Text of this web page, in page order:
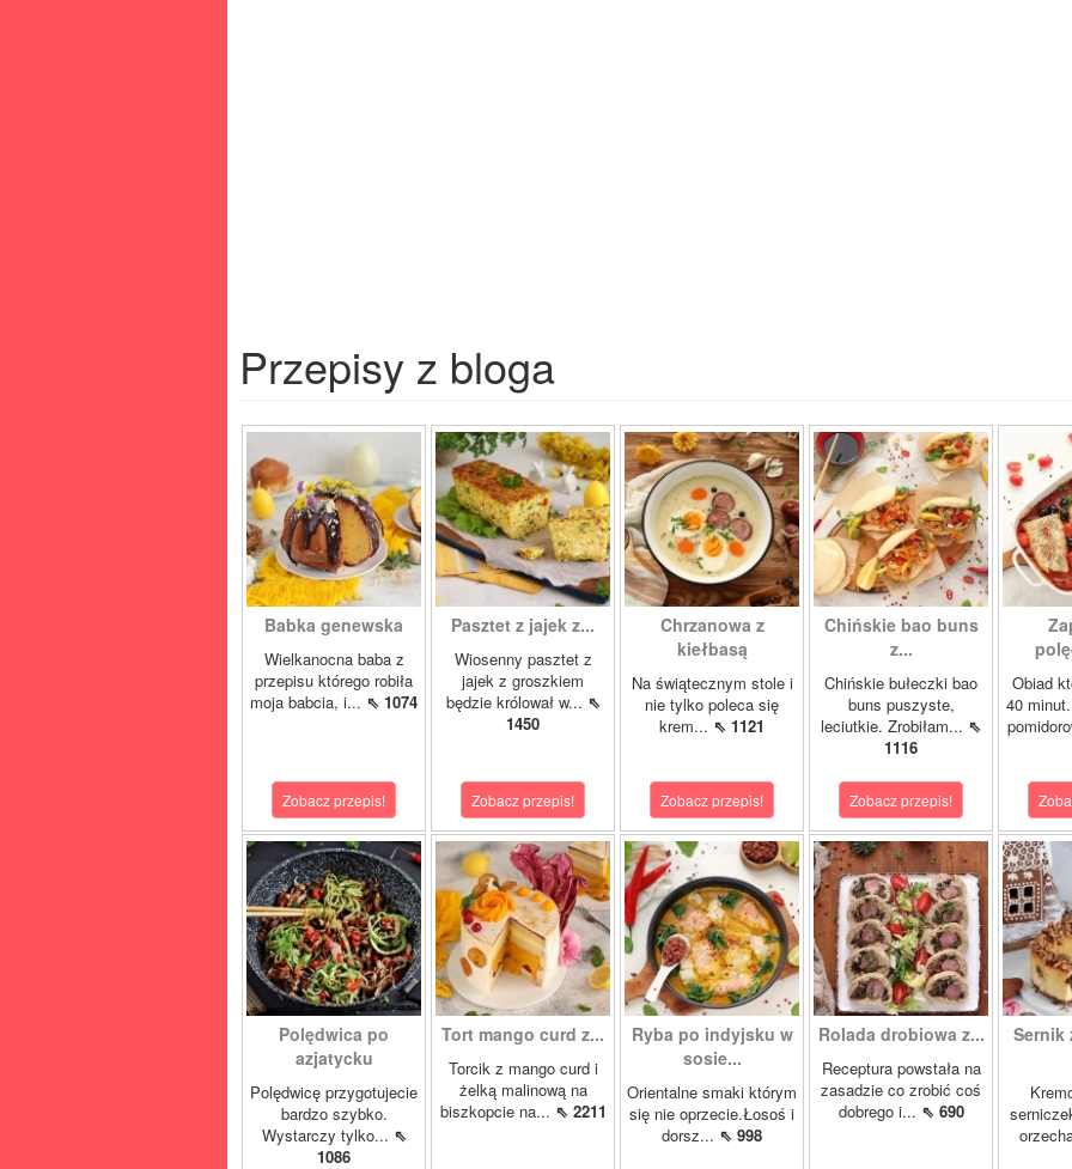
Przepisy z bloga
Babka genewska
Wielkanocna baba z
przepisu którego robiła
moja babcia, i... ⇖ 1074
Zobacz przepis!
Pasztet z jajek z...
Wiosenny pasztet z
jajek z groszkiem
będzie królował w... ⇖
1450
Zobacz przepis!
Chrzanowa z
kiełbasą
Na świątecznym stole i
nie tylko poleca się
krem... ⇖ 1121
Zobacz przepis!
Chińskie bao buns
z...
Chińskie bułeczki bao
buns puszyste,
leciutkie. Zrobiłam... ⇖
1116
Zobacz przepis!
Obiad
40
Polędwica po
azjatycku
Polędwicę przygotujecie
bardzo szybko.
Wystarczy tylko... ⇖
1086
Tort mango curd z...
Torcik z mango curd i
żelką malinową na
biszkopcie na... ⇖ 2211
Ryba po indyjsku w
sosie...
Orientalne smaki którym
się nie oprzecie.Łosoś i
dorsz... ⇖ 998
Rolada drobiowa z...
Receptura powstała na
zasadzie co zrobić coś
dobrego i... ⇖ 690
Sernik